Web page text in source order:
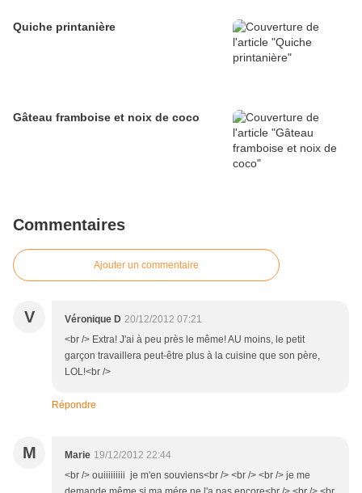
Quiche printanière
Gâteau framboise et noix de coco
Commentaires
Ajouter un commentaire
V Véronique D 20/12/2012 07:21
<br /> Extra! J'ai à peu près le même! AU moins, le petit
garçon travaillera peut-être plus à la cuisine que son père,
LOL!<br />
Répondre
M Marie 19/12/2012 22:44
<br /> ouiiiiiiiii je m'en souviens<br /> <br /> <br /> je me